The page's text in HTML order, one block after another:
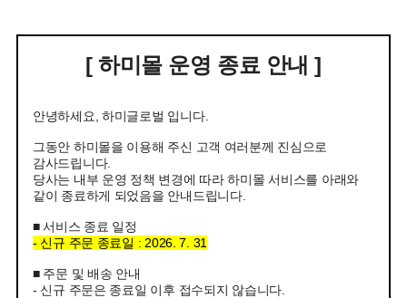
[ 하미몰 운영 종료 안내 ]
안녕하세요, 하미글로벌 입니다.
그동안 하미몰을 이용해 주신 고객 여러분께 진심으로
감사드립니다.
당사는 내부 운영 정책 변경에 따라 하미몰 서비스를 아래와
같이 종료하게 되었음을 안내드립니다.
■ 서비스 종료 일정
- 신규 주문 종료일 : 2026. 7. 31
■ 주문 및 배송 안내
- 신규 주문은 종료일 이후 접수되지 않습니다.